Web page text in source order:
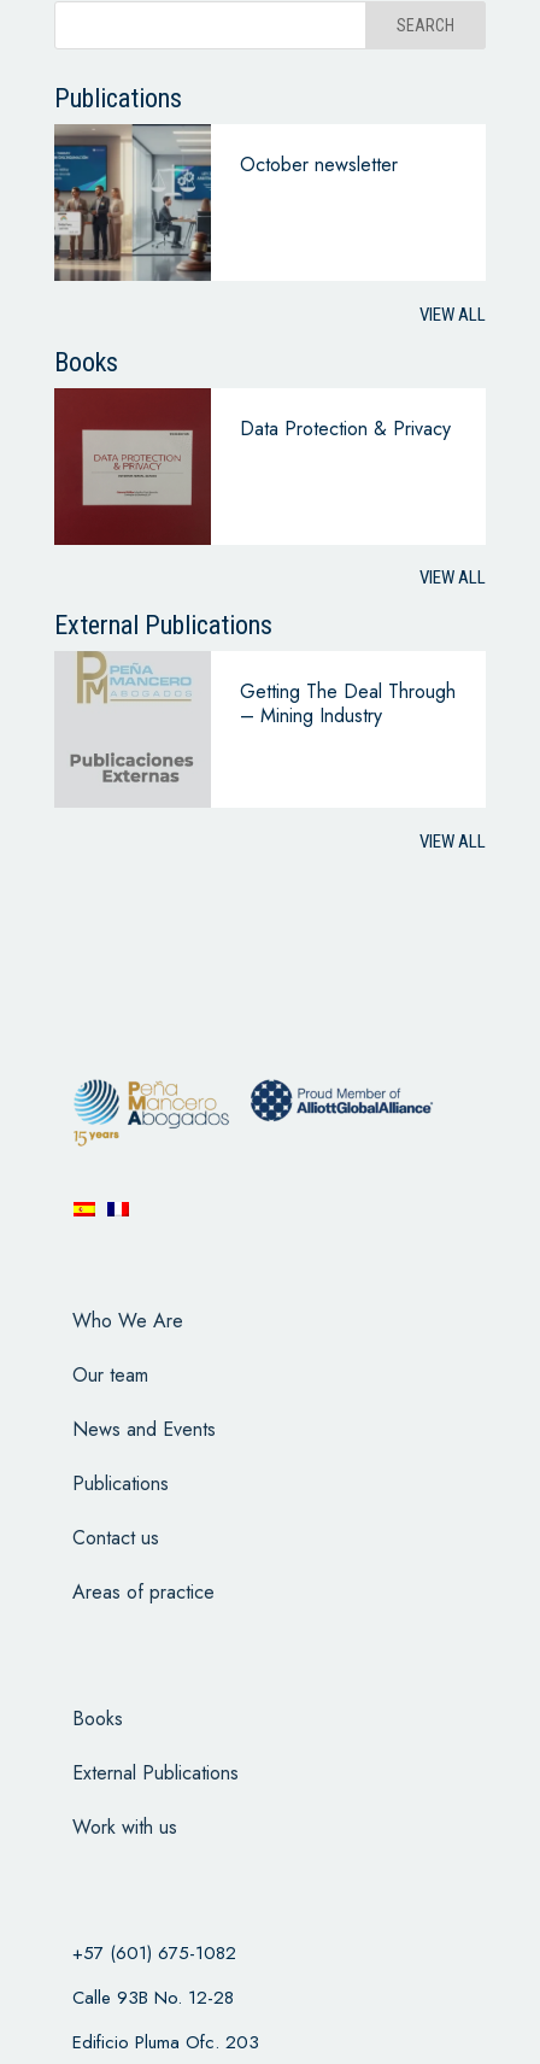
Publications
October newsletter
VIEW ALL
Books
Data Protection & Privacy
VIEW ALL
External Publications
Getting The Deal Through
– Mining Industry
VIEW ALL
Who We Are
Our team
News and Events
Publications
Contact us
Areas of practice
Books
External Publications
Work with us
+57 (601) 675-1082
Calle 93B No. 12-28
Edificio Pluma Ofc. 203